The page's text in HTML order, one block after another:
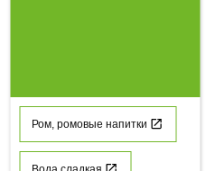
Ром, ромовые напитки